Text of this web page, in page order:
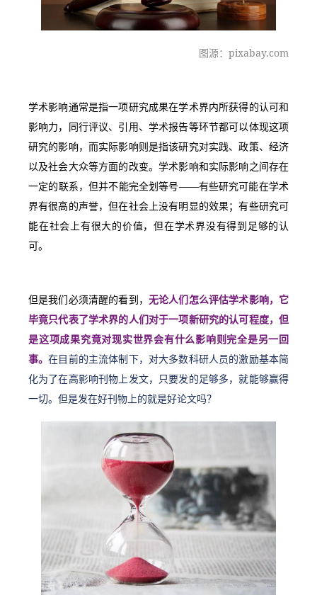
图源：pixabay.com
学术影响通常是指一项研究成果在学术界内所获得的认可和
影响力，同行评议、引用、学术报告等环节都可以体现这项
研究的影响，而实际影响则是指该研究对实践、政策、经济
以及社会大众等方面的改变。学术影响和实际影响之间存在
一定的联系，但并不能完全划等号——有些研究可能在学术
界有很高的声誉，但在社会上没有明显的效果；有些研究可
能在社会上有很大的价值，但在学术界没有得到足够的认
可。
但是我们必须清醒的看到， 无论人们怎么评估学术影响，它
毕竟只代表了学术界的人们对于一项新研究的认可程度，但
是这项成果究竟对现实世界会有什么影响则完全是另一回
事。在目前的主流体制下，对大多数科研人员的激励基本简
化为了在高影响刊物上发文，只要发的足够多，就能够赢得
一切。但是发在好刊物上的就是好论文吗？